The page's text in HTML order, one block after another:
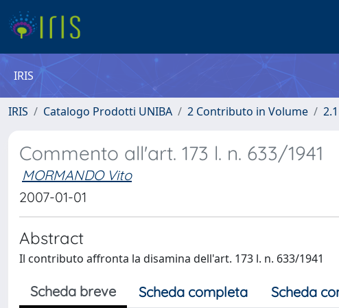
IRIS
IRIS Catalogo Prodotti UNIBA 2 Contributo in Volume
Commento all'art. 173 l. n. 633/1941
MORMANDO Vito
2007-01-01
Abstract
Il contributo affronta la disamina dell'art. 173 l. n. 633/1941
Scheda breve Scheda completa Scheda